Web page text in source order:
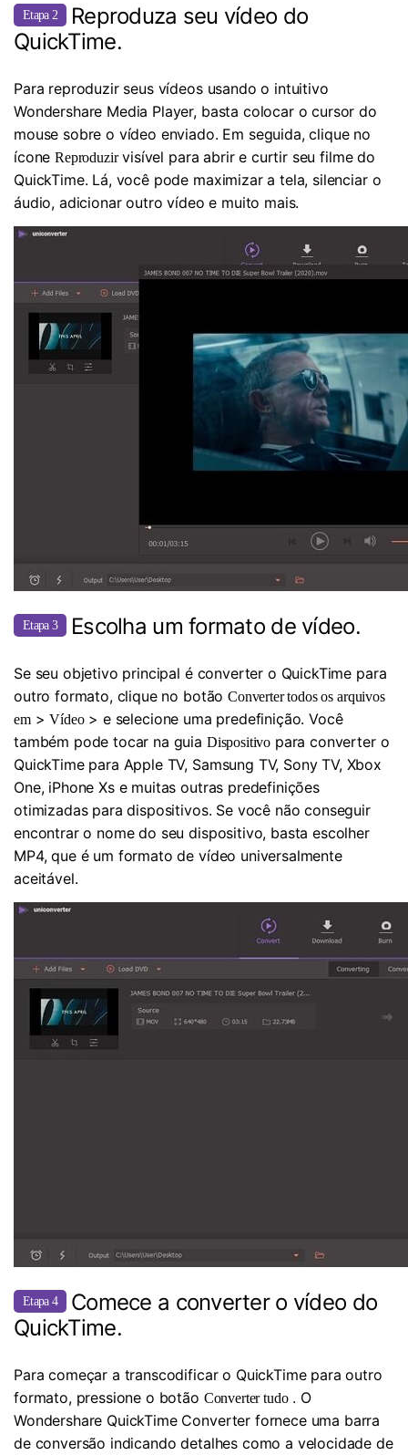
Etapa 2
Reproduza seu vídeo do
QuickTime.
Para reproduzir seus vídeos usando o intuitivo
Wondershare Media Player, basta colocar o cursor do
mouse sobre o vídeo enviado. Em seguida, clique no
íconeReproduzirvisível para abrir e curtir seu filme do
QuickTime. Lá, você pode maximizar a tela, silenciar o
áudio, adicionar outro vídeo e muito mais.
Etapa 3 Escolha um formato de vídeo.
Se seu objetivo principal é converter o QuickTime para
outro formato, clique no botãoConverter todos os arquivos
em>Vídeo> e selecione uma predefinição. Você
também pode tocar na guia Dispositivo para converter o
QuickTime para Apple TV, Samsung TV, Sony TV, Xbox
One, iPhone Xs e muitas outras predefinições
otimizadas para dispositivos. Se você não conseguir
encontrar o nome do seu dispositivo, basta escolher
MP4, que é um formato de vídeo universalmente
aceitável.
Etapa 4
Comece a converter o vídeo do
QuickTime.
Para começar a transcodificar o QuickTime para outro
formato, pressione o botão Converter tudo. O
Wondershare QuickTime Converter fornece uma barra
de conversão indicando detalhes como a velocidade de